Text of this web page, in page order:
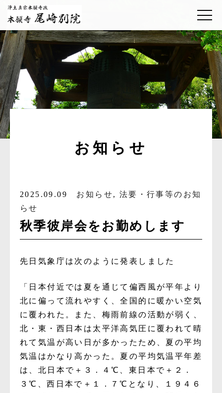
お知らせ
2025.09.09 お知らせ, 法要・行事等のお知
らせ
秋季彼岸会をお勤めします
先日気象庁は次のように発表しました
「日本付近では夏を通じて偏西風が平年より
北に偏って流れやすく、全国的に暖かい空気
に覆われた。また、梅雨前線の活動が弱く、
北・東・西日本は太平洋高気圧に覆われて晴
れて気温が高い日が多かったため、夏の平均
気温はかなり高かった。夏の平均気温平年差
は、北日本で＋３．４℃、東日本で＋２．
３℃、西日本で＋１．７℃となり、１９４６